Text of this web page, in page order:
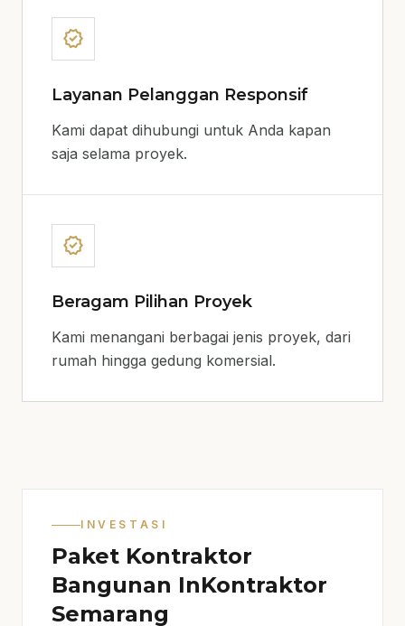
verified
Layanan Pelanggan Responsif
Kami dapat dihubungi untuk Anda kapan
saja selama proyek.
verified
Beragam Pilihan Proyek
Kami menangani berbagai jenis proyek, dari
rumah hingga gedung komersial.
INVESTASI
Paket Kontraktor
Bangunan InKontraktor
Semarang